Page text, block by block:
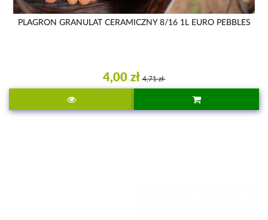
PLAGRON GRANULAT CERAMICZNY 8/16 1L EURO PEBBLES
4,00 zł 4,71 zł